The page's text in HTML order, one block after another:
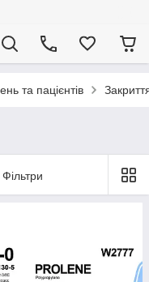
та пацієнтів
Фільтри